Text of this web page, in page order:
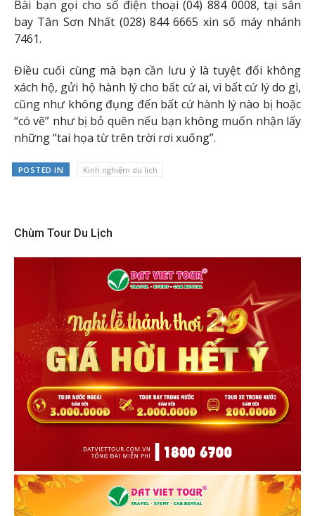
Bài bạn gọi cho số điện thoại (04) 884 0008, tại sân
bay Tân Sơn Nhất (028) 844 6665 xin số máy nhánh
7461.
Điều cuối cùng mà bạn cần lưu ý là tuyệt đối không
xách hộ, gửi hộ hành lý cho bất cứ ai, vì bất cứ lý do gì,
cũng như không đụng đến bất cứ hành lý nào bị hoặc
“có vẽ” như bị bỏ quên nếu bạn không muốn nhận lấy
những “tai họa từ trên trời rơi xuống”.
POSTED IN Kinh nghiệm du lịch
Chùm Tour Du Lịch